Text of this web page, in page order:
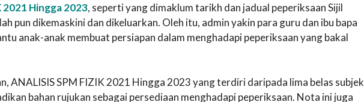
2021 Hingga 2023, seperti yang dimaklum tarikh dan jadual peperiksaan Sijil
pun dikemaskini dan dikeluarkan. Oleh itu, admin yakin para guru dan ibu bapa
anak-anak membuat persiapan dalam menghadapi peperiksaan yang bakal
ANALISIS SPM FIZIK 2021 Hingga 2023 yang terdiri daripada lima belas subjek
bahan rujukan sebagai persediaan menghadapi peperiksaan. Nota ini juga